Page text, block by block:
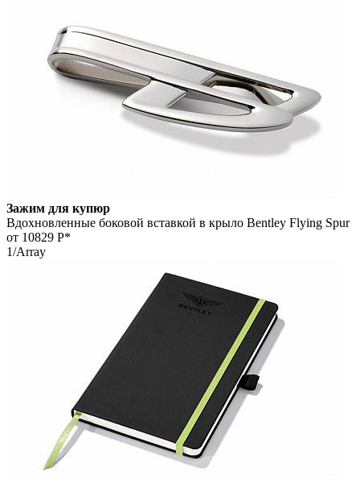
Зажим для купюр
Вдохновленные боковой вставкой в крыло Bentley Flying Spur
от 10829 Р*
1/Array